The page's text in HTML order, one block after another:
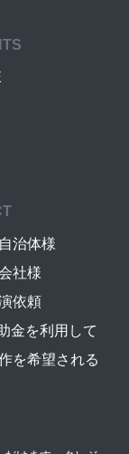
治体様
社様
依頼
金を利用して
を希望される